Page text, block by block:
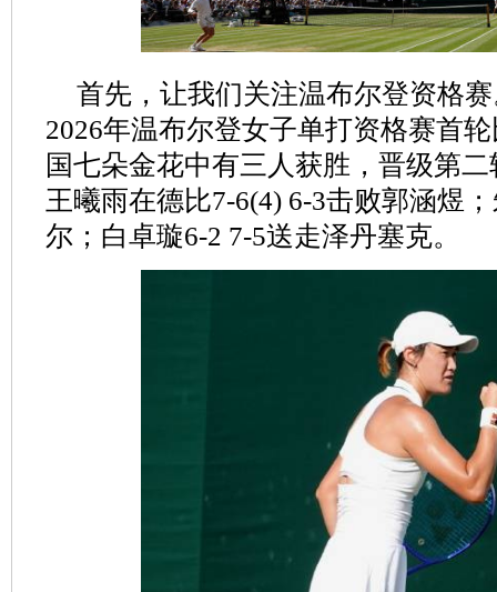
首先，让我们关注温布尔登资格
2026年温布尔登女子单打资格赛首
国七朵金花中有三人获胜，晋级第
王曦雨在德比7-6(4) 6-3击败郭涵煜
尔；白卓璇6-2 7-5送走泽丹塞克。